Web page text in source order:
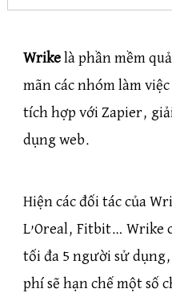
Wrikelà phần mềm
mãn các nhóm làm
tích hợp với Zapier,
dụng web.
Hiện các đối tác của
L’Oreal, Fitbit… Wrike
tối đa 5 người sử
phí sẽ hạn chế một số